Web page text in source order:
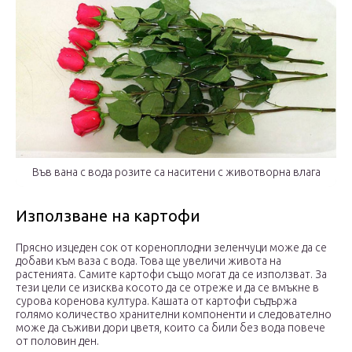
Във вана с вода розите са наситени с животворна влага
Използване на картофи
Прясно изцеден сок от кореноплодни зеленчуци може да се
добави към ваза с вода. Това ще увеличи живота на
растенията. Самите картофи също могат да се използват. За
тези цели се изисква косото да се отреже и да се вмъкне в
сурова коренова култура. Кашата от картофи съдържа
голямо количество хранителни компоненти и следователно
може да съживи дори цветя, които са били без вода повече
от половин ден.